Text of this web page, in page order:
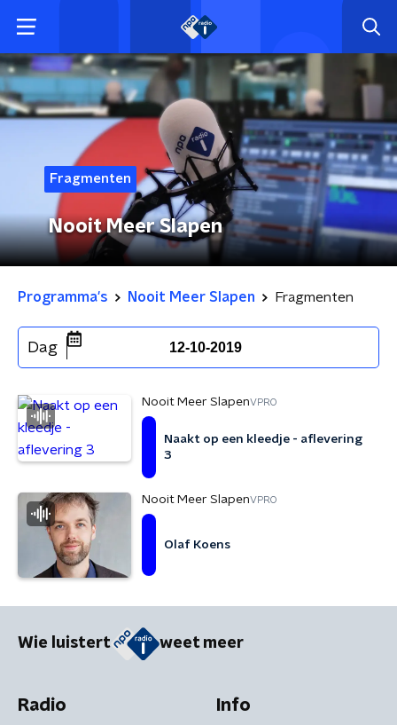
Fragmenten
Nooit Meer Slapen
Programma's Nooit Meer Slapen Fragmenten
Dag 12-10-2019
Nooit Meer SlapenVPRO
Naakt op een kleedje - aflevering
3
Nooit Meer SlapenVPRO
Olaf Koens
Wie luistert weet meer
Radio Info